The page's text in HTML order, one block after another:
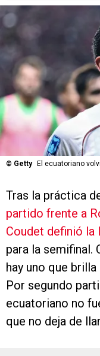
© Getty El ecuatoriano
Tras la práctica
partido frente a
Coudet definió la
para la semifinal.
hay uno que
Por segundo
ecuatoriano no
que no deja de